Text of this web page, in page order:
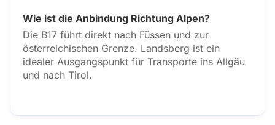
Wie ist die Anbindung Richtung Alpen?
Die B17 führt direkt nach Füssen und zur
österreichischen Grenze. Landsberg ist ein
idealer Ausgangspunkt für Transporte ins Allgäu
und nach Tirol.